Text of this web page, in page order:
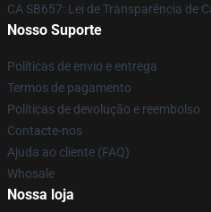
CA SB657: Lei de Transparência de
Nosso Suporte
Políticas de envio e entrega
Termos de pagamento
Políticas de devolução e reembolso
Contacte-nos
Ajuda ao cliente (FAQ)
Whosale
Nossa loja